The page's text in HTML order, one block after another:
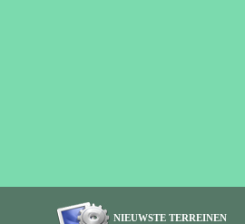
NIEUWSTE TERREINEN